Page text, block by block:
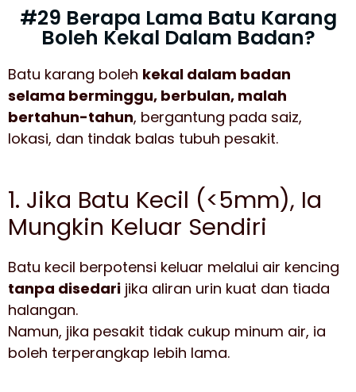
#29 Berapa Lama Batu Karang
Boleh Kekal Dalam Badan?
Batu karang boleh kekal dalam badan
selama berminggu, berbulan, malah
bertahun-tahun, bergantung pada saiz,
lokasi, dan tindak balas tubuh pesakit.
1. Jika Batu Kecil (<5mm), Ia
Mungkin Keluar Sendiri
Batu kecil berpotensi keluar melalui air kencing
tanpa disedari jika aliran urin kuat dan tiada
halangan.
Namun, jika pesakit tidak cukup minum air, ia
boleh terperangkap lebih lama.